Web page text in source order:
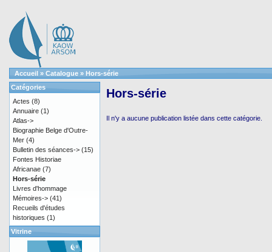
Accueil » Catalogue » Hors-série
Hors-série
Il n'y a aucune publication listée dans cette catégorie.
Catégories
Actes (8)
Annuaire (1)
Atlas->
Biographie Belge d'Outre-
Mer (4)
Bulletin des séances-> (15)
Fontes Historiae
Africanae (7)
Hors-série
Livres d'hommage
Mémoires-> (41)
Recueils d'études
historiques (1)
Vitrine